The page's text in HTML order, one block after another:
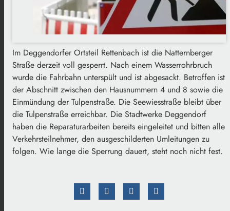
Im Deggendorfer Ortsteil Rettenbach ist die Natternberger
Straße derzeit voll gesperrt. Nach einem Wasserrohrbruch
wurde die Fahrbahn unterspült und ist abgesackt. Betroffen ist
der Abschnitt zwischen den Hausnummern 4 und 8 sowie die
Einmündung der Tulpenstraße. Die Seewiesstraße bleibt über
die Tulpenstraße erreichbar. Die Stadtwerke Deggendorf
haben die Reparaturarbeiten bereits eingeleitet und bitten alle
Verkehrsteilnehmer, den ausgeschilderten Umleitungen zu
folgen. Wie lange die Sperrung dauert, steht noch nicht fest.